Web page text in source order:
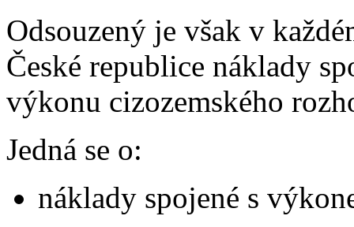
Odsouzený je však v
České republice náklady
výkonu cizozemského
Jedná se o:
náklady spojené s